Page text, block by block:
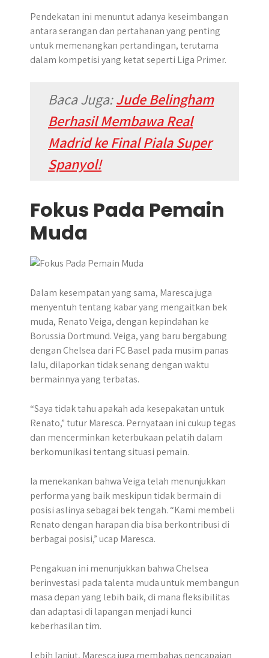
Pendekatan ini menuntut adanya keseimbangan
antara serangan dan pertahanan yang penting
untuk memenangkan pertandingan, terutama
dalam kompetisi yang ketat seperti Liga Primer.
Baca Juga:Jude Belingham
Berhasil Membawa Real
Madrid ke Final Piala Super
Spanyol!
Fokus Pada Pemain
Muda
Dalam kesempatan yang sama, Maresca juga
menyentuh tentang kabar yang mengaitkan bek
muda, Renato Veiga, dengan kepindahan ke
Borussia Dortmund. Veiga, yang baru bergabung
dengan Chelsea dari FC Basel pada musim panas
lalu, dilaporkan tidak senang dengan waktu
bermainnya yang terbatas.
“Saya tidak tahu apakah ada kesepakatan untuk
Renato,” tutur Maresca. Pernyataan ini cukup tegas
dan mencerminkan keterbukaan pelatih dalam
berkomunikasi tentang situasi pemain.
Ia menekankan bahwa Veiga telah menunjukkan
performa yang baik meskipun tidak bermain di
posisi aslinya sebagai bek tengah. “Kami membeli
Renato dengan harapan dia bisa berkontribusi di
berbagai posisi,” ucap Maresca.
Pengakuan ini menunjukkan bahwa Chelsea
berinvestasi pada talenta muda untuk membangun
masa depan yang lebih baik, di mana fleksibilitas
dan adaptasi di lapangan menjadi kunci
keberhasilan tim.
Lebih lanjut, Maresca juga membahas pencapaian